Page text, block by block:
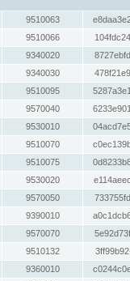
9510063
9510066
9340020
9340030
9510095
9570040
9530010
9510070
9510075
9530020
9570050
9390010
9570070
9510132
9360010